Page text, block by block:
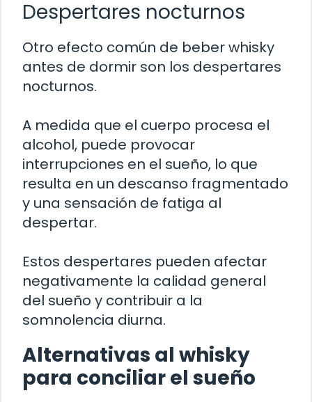
Despertares nocturnos
Otro efecto común de beber whisky
antes de dormir son los despertares
nocturnos.
A medida que el cuerpo procesa el
alcohol, puede provocar
interrupciones en el sueño, lo que
resulta en un descanso fragmentado
y una sensación de fatiga al
despertar.
Estos despertares pueden afectar
negativamente la calidad general
del sueño y contribuir a la
somnolencia diurna.
Alternativas al whisky
para conciliar el sueño